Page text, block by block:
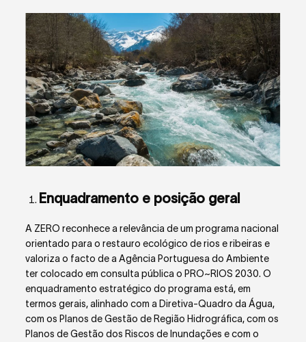
Filtros
Enquadramento e posição geral
A ZERO reconhece a relevância de um programa nacional
orientado para o restauro ecológico de rios e ribeiras e
valoriza o facto de a Agência Portuguesa do Ambiente
ter colocado em consulta pública o PRO~RIOS 2030. O
enquadramento estratégico do programa está, em
termos gerais, alinhado com a Diretiva-Quadro da Água,
com os Planos de Gestão de Região Hidrográfica, com os
Planos de Gestão dos Riscos de Inundações e com o